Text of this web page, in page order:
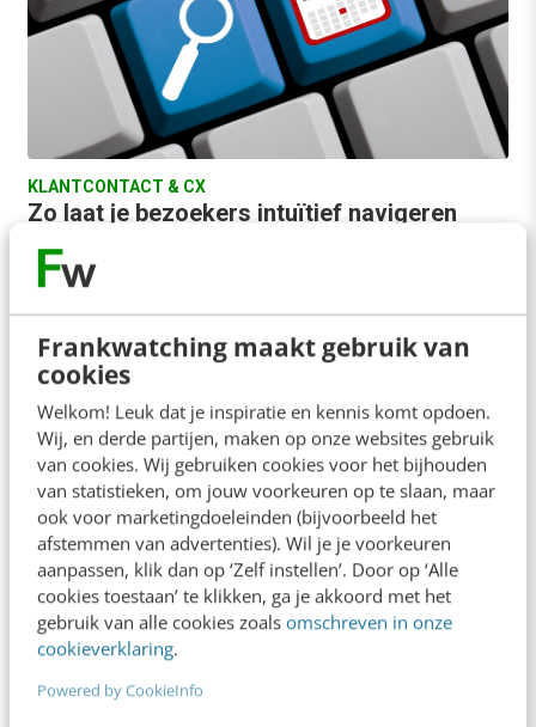
Frankwatching maakt gebruik van
cookies
Welkom! Leuk dat je inspiratie en kennis komt opdoen.
Wij, en derde partijen, maken op onze websites gebruik
van cookies. Wij gebruiken cookies voor het bijhouden
van statistieken, om jouw voorkeuren op te slaan, maar
ook voor marketingdoeleinden (bijvoorbeeld het
afstemmen van advertenties). Wil je je voorkeuren
aanpassen, klik dan op ‘Zelf instellen’. Door op ‘Alle
cookies toestaan’ te klikken, ga je akkoord met het
gebruik van alle cookies zoals omschreven in onze
cookieverklaring.
Powered by CookieInfo
KLANTCONTACT & CX
Zo laat je bezoekers intuïtief navigeren
door je event- of projectsite
Websites hebben meestal een klassieke
menu’s bovenin en de verticale menu’s aan de
linkerkant van een webpagina.…
Suzanne Hiddinga· 11 jaar geleden